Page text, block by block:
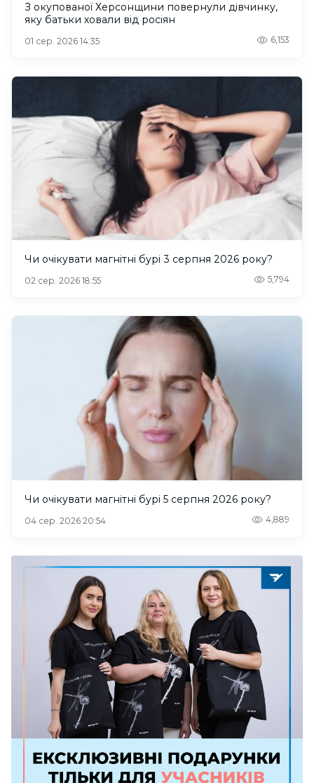
З окупованої Херсонщини повернули дівчинку,
яку батьки ховали від росіян
01 сер. 2026 14:35 6,153
Чи очікувати магнітні бурі 3 серпня 2026 року?
02 сер. 2026 18:55 5,794
Чи очікувати магнітні бурі 5 серпня 2026 року?
04 сер. 2026 20:54 4,889